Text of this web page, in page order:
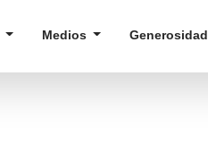
Medios Generosidad